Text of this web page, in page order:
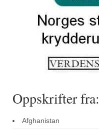
Oppskrifter fra:
Afghanistan